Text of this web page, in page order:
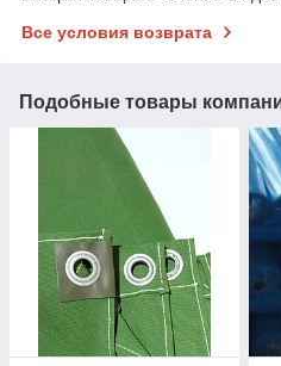
Все условия возврата
Подобные товары